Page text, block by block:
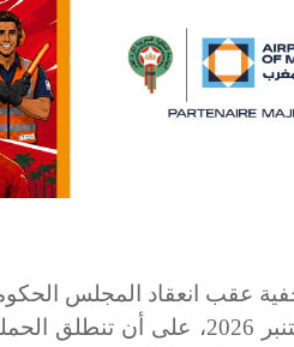
عقب انعقاد المجلس